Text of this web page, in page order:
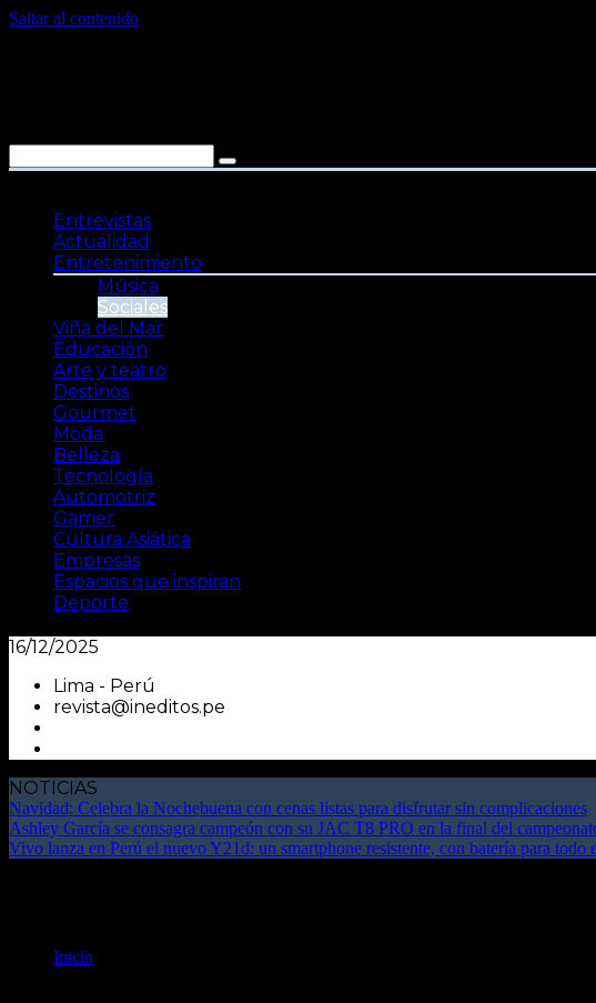
Saltar al contenido
Entrevistas
Actualidad
Entretenimiento
Música
Sociales
Viña del Mar
Educación
Arte y teatro
Destinos
Gourmet
Moda
Belleza
Tecnología
Automotriz
Gamer
Cultura Asiática
Empresas
Espacios que inspiran
Deporte
16/12/2025
Lima - Perú
revista@ineditos.pe
NOTICIAS
Navidad: Celebra la Nochebuena con cenas listas para disfrutar sin complicaciones
Ashley García se consagra campeón con su JAC T8 PRO en la final del
Vivo lanza en Perú el nuevo Y21d: un smartphone resistente, con batería para
Inicio